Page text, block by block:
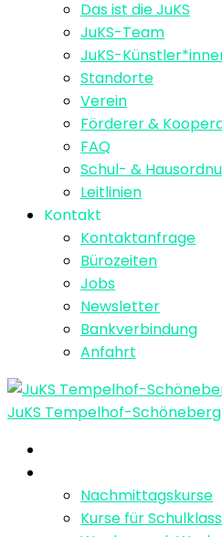
Das ist die JuKS
JuKS-Team
JuKS-
Standorte
Verein
Förderer &
FAQ
Schul- &
Leitlinien
Kontakt
Kontaktanfrage
Bürozeiten
Jobs
Newsletter
Bankverbindung
Anfahrt
JuKS Tempelhof-Schöneberg
Nachmittagskurse
Kurse für